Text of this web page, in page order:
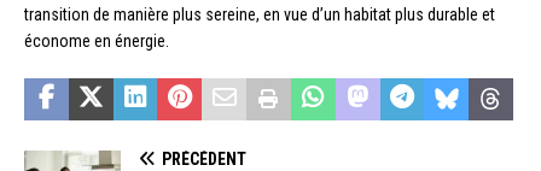
transition de manière plus sereine, en vue d’un habitat plus durable et
économe en énergie.
PRÉCÉDENT